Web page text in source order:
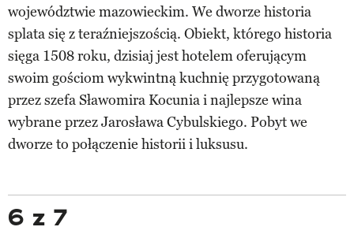
województwie mazowieckim. We dworze historia
splata się z teraźniejszością. Obiekt, którego historia
sięga 1508 roku, dzisiaj jest hotelem oferującym
swoim gościom wykwintną kuchnię przygotowaną
przez szefa Sławomira Kocunia i najlepsze wina
wybrane przez Jarosława Cybulskiego. Pobyt we
dworze to połączenie historii i luksusu.
6 z 7